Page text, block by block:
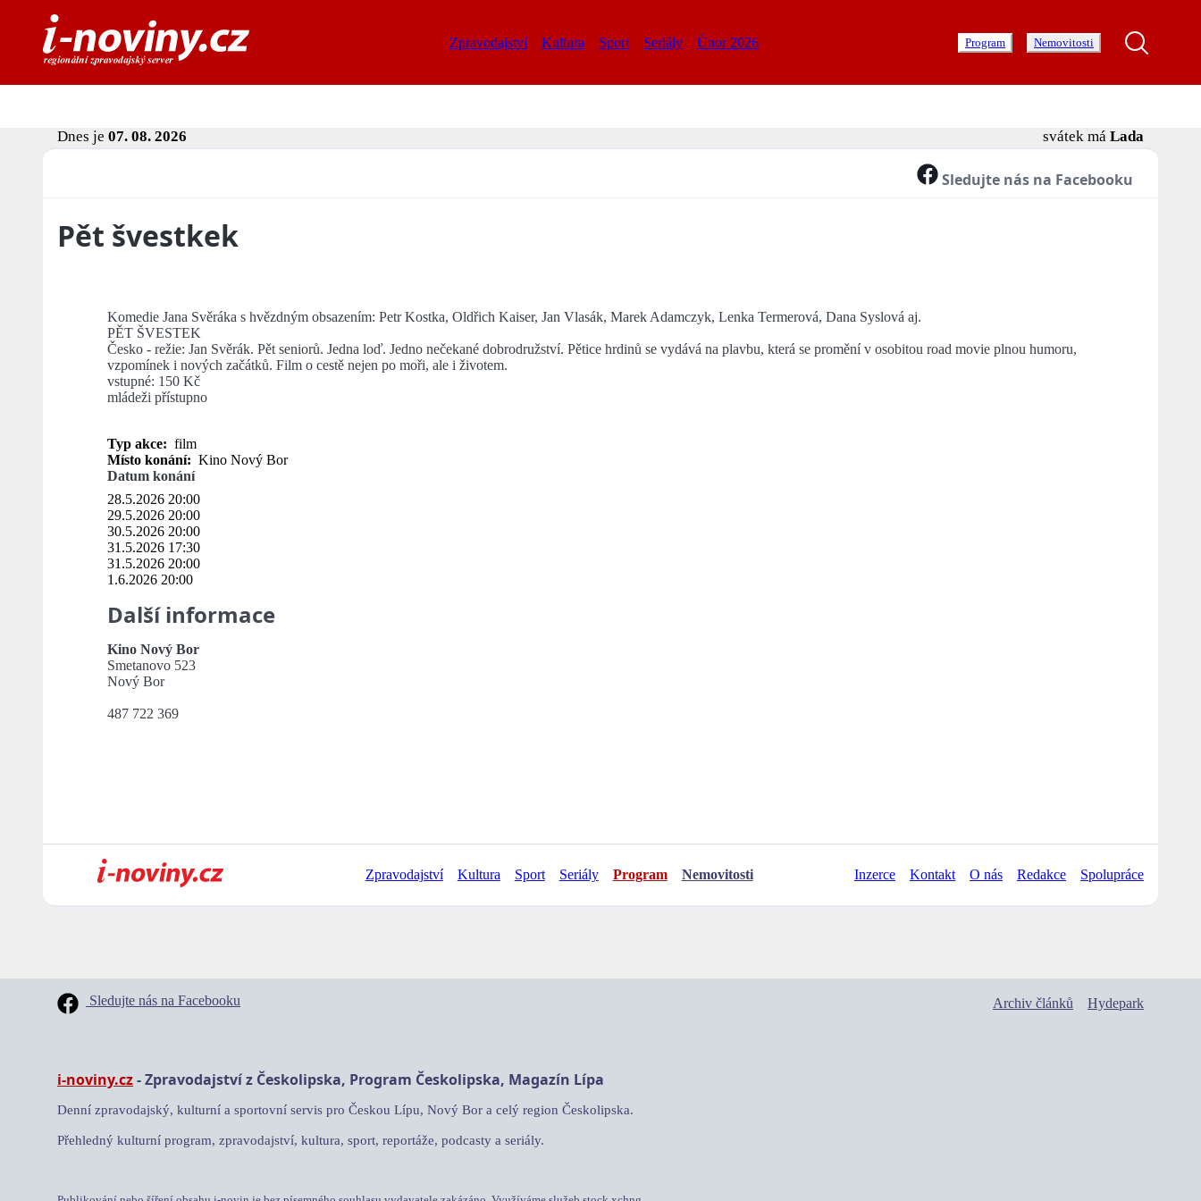
Zpravodajství Kultura Sport Seriály Únor 2026 Program Nemovitosti
Dnes je 07. 08. 2026 svátek má Lada
Sledujte nás na Facebooku
Pět švestkek
Komedie Jana Svěráka s hvězdným obsazením: Petr Kostka, Oldřich Kaiser, Jan Vlasák, Marek Adamczyk, Lenka Termerová, Dana Syslová aj.
PĚT ŠVESTEK
Česko - režie: Jan Svěrák. Pět seniorů. Jedna loď. Jedno nečekané dobrodružství. Pětice hrdinů se vydává na plavbu, která se promění v osobitou road movie plnou humoru,
vzpomínek i nových začátků. Film o cestě nejen po moři, ale i životem.
vstupné: 150 Kč
mládeži přístupno
Typ akce: film
Místo konání: Kino Nový Bor
Datum konání
28.5.2026 20:00
29.5.2026 20:00
30.5.2026 20:00
31.5.2026 17:30
31.5.2026 20:00
1.6.2026 20:00
Další informace
Kino Nový Bor
Smetanovo 523
Nový Bor
487 722 369
Zpravodajství Kultura Sport Seriály Program Nemovitosti Inzerce Kontakt O nás Redakce Spolupráce
Sledujte nás na Facebooku Archiv článků Hydepark
i-noviny.cz- Zpravodajství z Českolipska, Program Českolipska, Magazín Lípa
Denní zpravodajský, kulturní a sportovní servis pro Českou Lípu, Nový Bor a celý region Českolipska.
Přehledný kulturní program, zpravodajství, kultura, sport, reportáže, podcasty a seriály.